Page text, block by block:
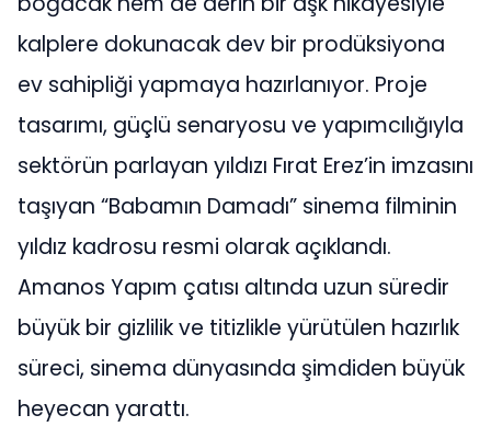
kalplere dokunacak dev bir prodüksiyona
ev sahipliği yapmaya hazırlanıyor. Proje
tasarımı, güçlü senaryosu ve yapımcılığıyla
sektörün parlayan yıldızı Fırat Erez’in imzasını
taşıyan “Babamın Damadı” sinema filminin
yıldız kadrosu resmi olarak açıklandı.
Amanos Yapım çatısı altında uzun süredir
büyük bir gizlilik ve titizlikle yürütülen hazırlık
süreci, sinema dünyasında şimdiden büyük
heyecan yarattı.